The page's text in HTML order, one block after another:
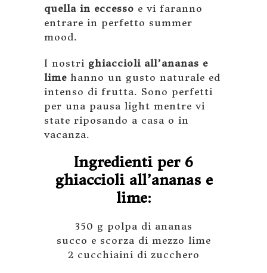
quella in eccesso e vi faranno
entrare in perfetto summer
mood.
I nostri ghiaccioli all’ananas e
lime hanno un gusto naturale ed
intenso di frutta. Sono perfetti
per una pausa light mentre vi
state riposando a casa o in
vacanza.
Ingredienti per 6
ghiaccioli all’ananas e
lime:
350 g polpa di ananas
succo e scorza di mezzo lime
2 cucchiaini di zucchero